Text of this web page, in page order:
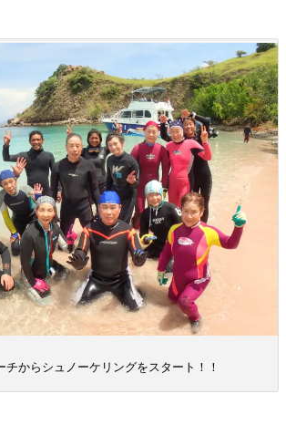
チからシュノーケリングをスタート！！